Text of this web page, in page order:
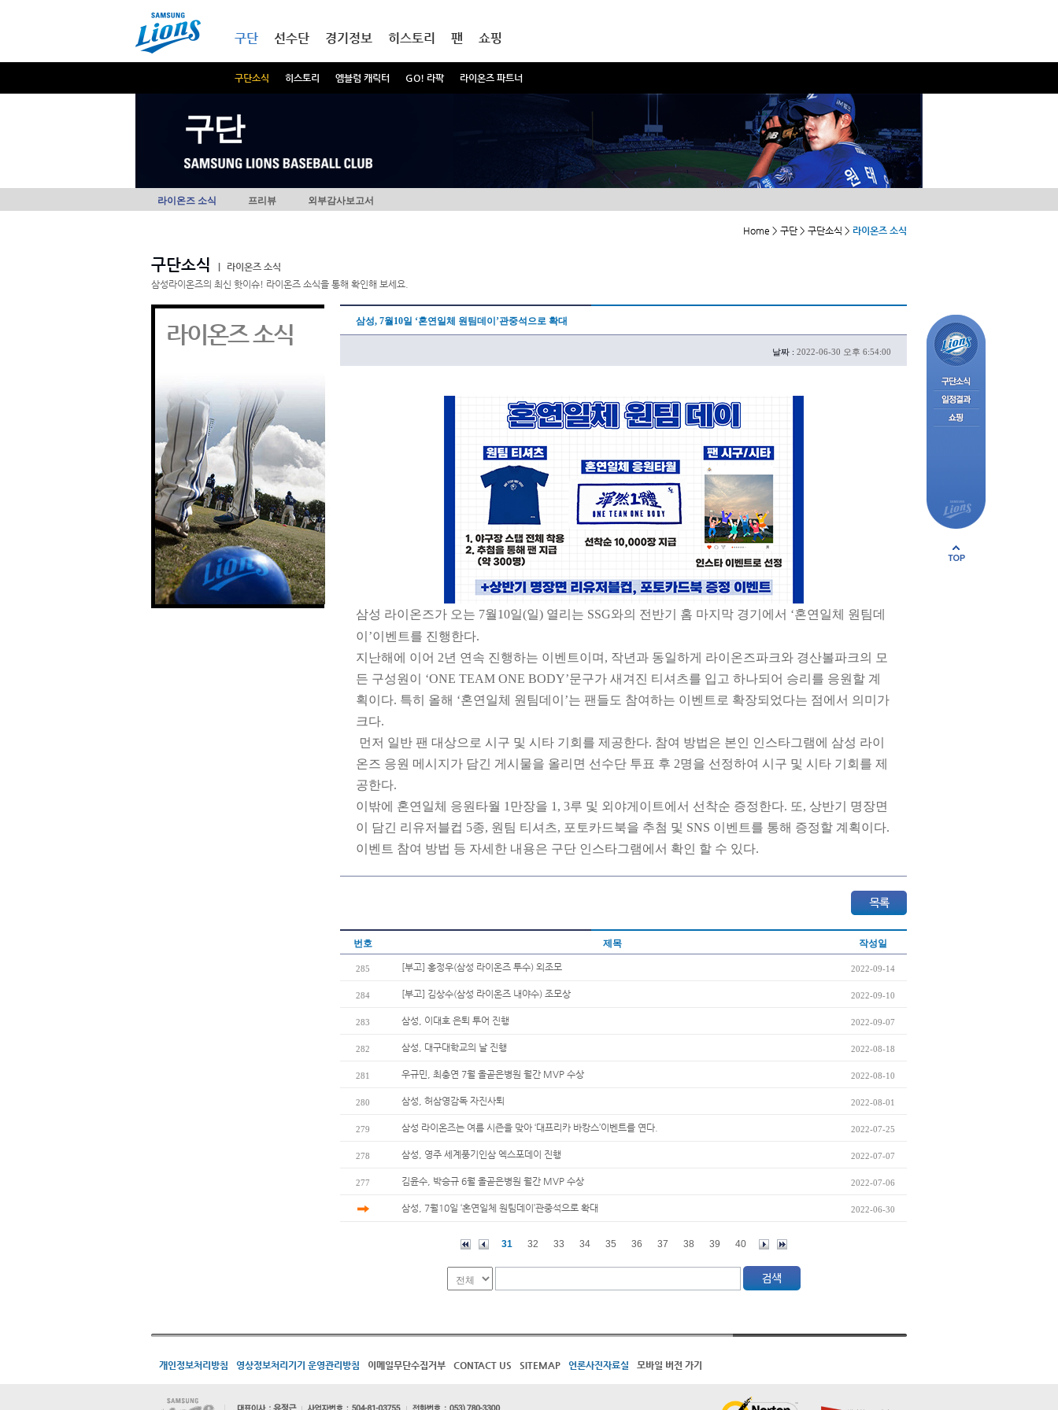
구단
구단소식 히스토리 엠블럼 캐릭터 GO! 라팍 라이온즈 파트너
선수단 경기정보 히스토리 팬 쇼핑
구단
라이온즈 소식 프리뷰 외부감사보고서
Home > 구단 > 구단소식 > 라이온즈 소식
구단소식
라이온즈 소식
삼성라이온즈의 최신 핫이슈! 라이온즈 소식을 통해 확인해 보세요.
라이온즈 소식 삼성, 7월10일 ‘혼연일체 원팀데이’관중석으로 확대
날짜 : 2022-06-30 오후 6:54:00
삼성 라이온즈가 오는 7월10일(일) 열리는 SSG와의 전반기 홈 마지막 경기에서 ‘혼연일체 원팀데
이’이벤트를 진행한다.
지난해에 이어 2년 연속 진행하는 이벤트이며, 작년과 동일하게 라이온즈파크와 경산볼파크의 모
든 구성원이 ‘ONE TEAM ONE BODY’문구가 새겨진 티셔츠를 입고 하나되어 승리를 응원할 계
획이다. 특히 올해 ‘혼연일체 원팀데이’는 팬들도 참여하는 이벤트로 확장되었다는 점에서 의미가
크다.
먼저 일반 팬 대상으로 시구 및 시타 기회를 제공한다. 참여 방법은 본인 인스타그램에 삼성 라이
온즈 응원 메시지가 담긴 게시물을 올리면 선수단 투표 후 2명을 선정하여 시구 및 시타 기회를 제
공한다.
이밖에 혼연일체 응원타월 1만장을 1, 3루 및 외야게이트에서 선착순 증정한다. 또, 상반기 명장면
이 담긴 리유저블컵 5종, 원팀 티셔츠, 포토카드북을 추첨 및 SNS 이벤트를 통해 증정할 계획이다.
이벤트 참여 방법 등 자세한 내용은 구단 인스타그램에서 확인 할 수 있다.
번호 제목 작성일
285 [부고] 홍정우(삼성 라이온즈 투수) 외조모 2022-09-14
284 [부고] 김상수(삼성 라이온즈 내야수) 조모상 2022-09-10
283 삼성, 이대호 은퇴 투어 진행 2022-09-07
282 삼성, 대구대학교의 날 진행 2022-08-18
281 우규민, 최충연 7월 올곧은병원 월간 MVP 수상 2022-08-10
280 삼성, 허삼영감독 자진사퇴 2022-08-01
279 삼성 라이온즈는 여름 시즌을 맞아 ‘대프리카 바캉스’이벤트를 연다. 2022-07-25
278 삼성, 영주 세계풍기인삼 엑스포데이 진행 2022-07-07
277 김윤수, 박승규 6월 올곧은병원 월간 MVP 수상 2022-07-06
삼성, 7월10일 ‘혼연일체 원팀데이’관중석으로 확대 2022-06-30
31 32 33 34 35 36 37 38 39 40
개인정보처리방침 영상정보처리기기 운영관리방침 이메일무단수집거부 CONTACT US SITEMAP 언론사진자료실 모바일 버전 가기